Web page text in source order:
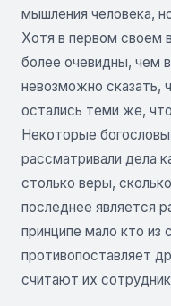
мышления человека,
Хотя в первом своем
более очевидны, чем
невозможно сказать,
остались теми же,
Некоторые
рассматривали дела
столько веры,
последнее является
принципе мало кто из
противопоставляет
считают их